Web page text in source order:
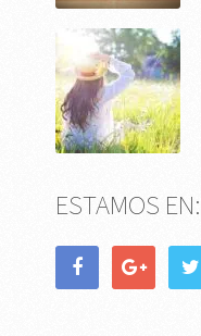
ESTAMOS EN: